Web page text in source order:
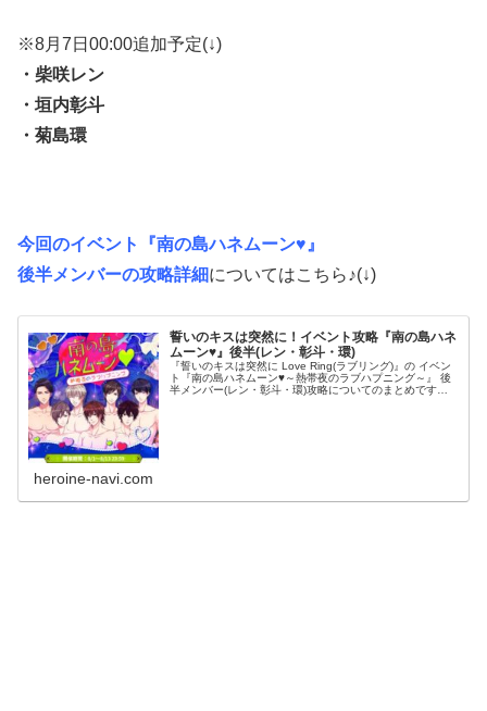
※8月7日00:00追加予定(↓)
・柴咲レン
・垣内彰斗
・菊島環
今回のイベント『南の島ハネムーン♥』
後半メンバーの攻略詳細についてはこちら♪(↓)
誓いのキスは突然に！イベント攻略『南の島ハネ
ムーン♥』後半(レン・彰斗・環)
『誓いのキスは突然に Love Ring(ラブリング)』の イベン
ト『南の島ハネムーン♥～熱帯夜のラブハプニング～』 後
半メンバー(レン・彰斗・環)攻略についてのまとめです！
heroine-navi.com